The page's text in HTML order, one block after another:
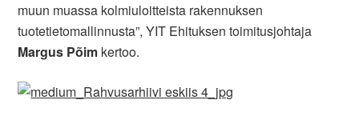
muun muassa kolmiuloitteista rakennuksen
tuotetietomallinnusta”, YIT Ehituksen toimitusjohtaja
Margus Põim kertoo.